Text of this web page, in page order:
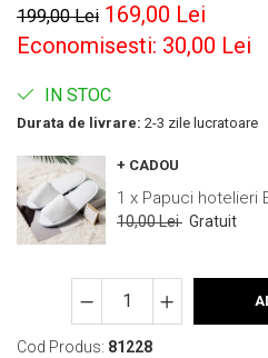
199,00 Lei 169,00 Lei
Economisesti: 30,00 Lei
IN STOC
Durata de livrare: 2-3 zile lucratoare
+ CADOU
1 x Papuci hotelieri
10,00 Lei Gratuit
Cod Produs: 81228